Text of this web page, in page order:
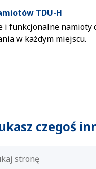
TDU-H
i funkcjonalne namioty
w każdym miejscu.
czegoś